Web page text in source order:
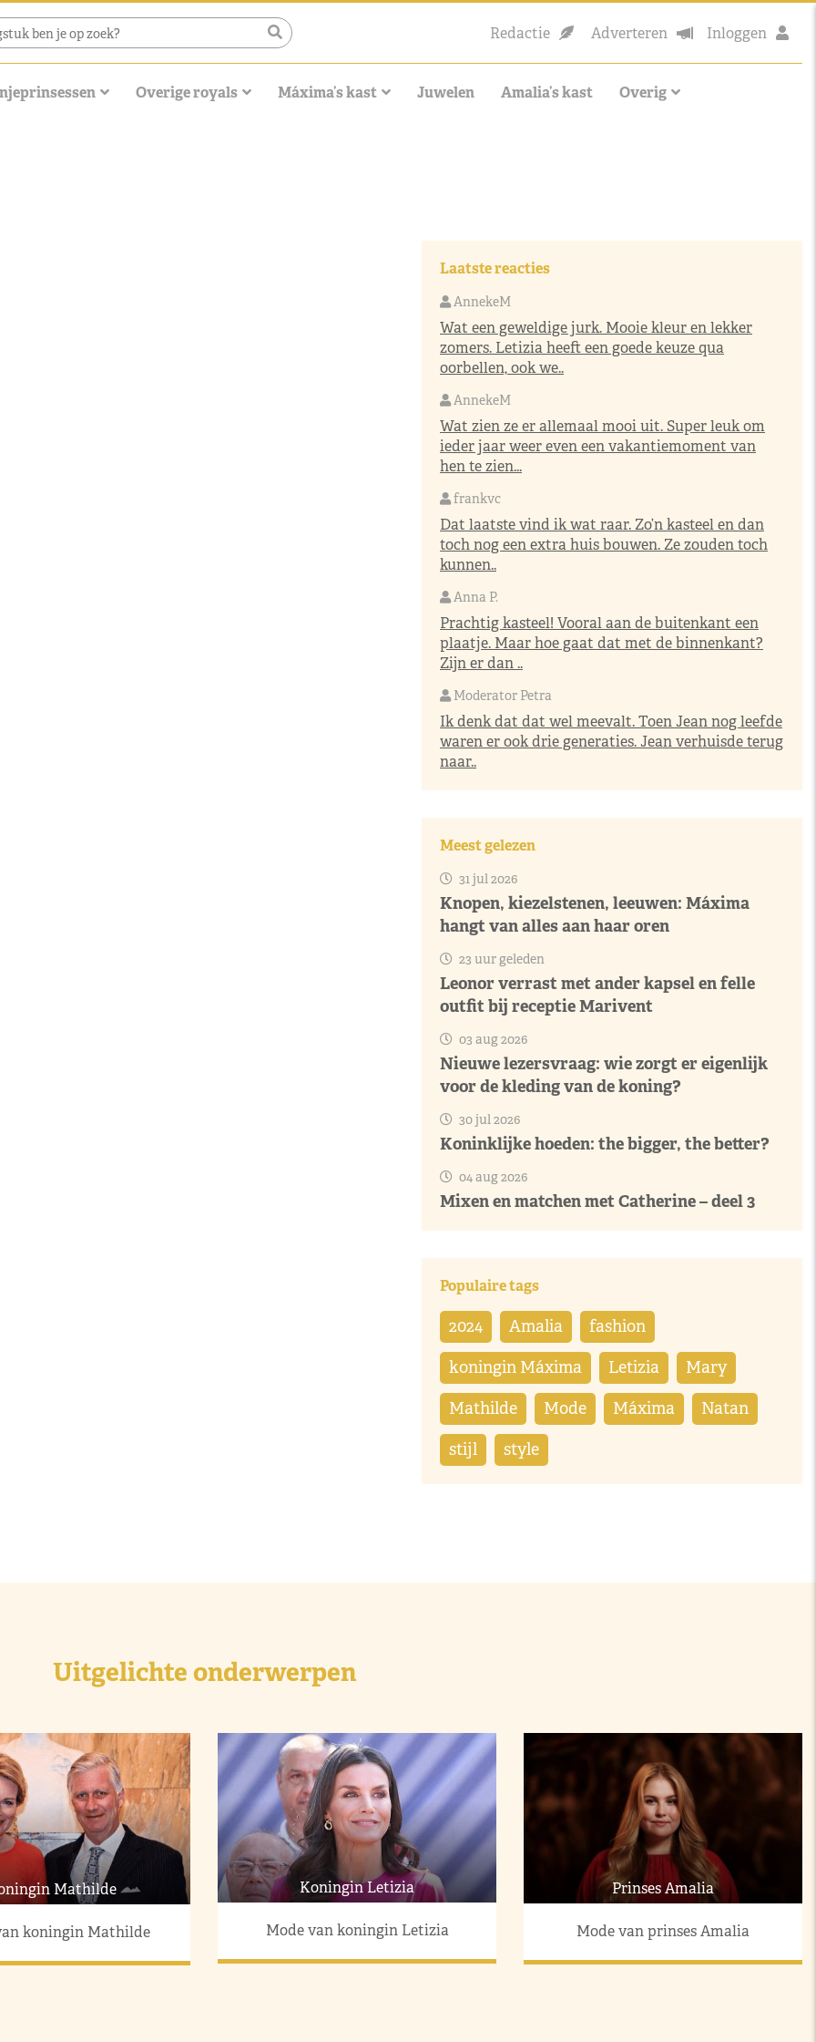
Redactie Adverteren Inloggen
Overige royals Máxima’s kast Juwelen Amalia’s kast Overig
Laatste reacties
AnnekeM
Wat een geweldige jurk. Mooie kleur en lekker
zomers. Letizia heeft een goede keuze qua
oorbellen, ook we..
AnnekeM
Wat zien ze er allemaal mooi uit. Super leuk om
ieder jaar weer even een vakantiemoment van
hen te zien...
frankvc
Dat laatste vind ik wat raar. Zo’n kasteel en dan
toch nog een extra huis bouwen. Ze zouden toch
kunnen..
Anna P.
Prachtig kasteel! Vooral aan de buitenkant een
plaatje. Maar hoe gaat dat met de binnenkant?
Zijn er dan ..
Moderator Petra
Ik denk dat dat wel meevalt. Toen Jean nog leefde
waren er ook drie generaties. Jean verhuisde terug
naar..
Meest gelezen
31 jul 2026
Knopen, kiezelstenen, leeuwen: Máxima
hangt van alles aan haar oren
23 uur geleden
Leonor verrast met ander kapsel en felle
outfit bij receptie Marivent
03 aug 2026
Nieuwe lezersvraag: wie zorgt er eigenlijk
voor de kleding van de koning?
30 jul 2026
Koninklijke hoeden: the bigger, the better?
04 aug 2026
Mixen en matchen met Catherine – deel 3
Populaire tags
2024 Amalia fashion
koningin Máxima Letizia Mary
Mathilde Mode Máxima Natan
stijl style
Uitgelichte onderwerpen
Mathilde
koningin Mathilde
Koningin Letizia
Mode van koningin Letizia
Prinses Amalia
Mode van prinses Amalia